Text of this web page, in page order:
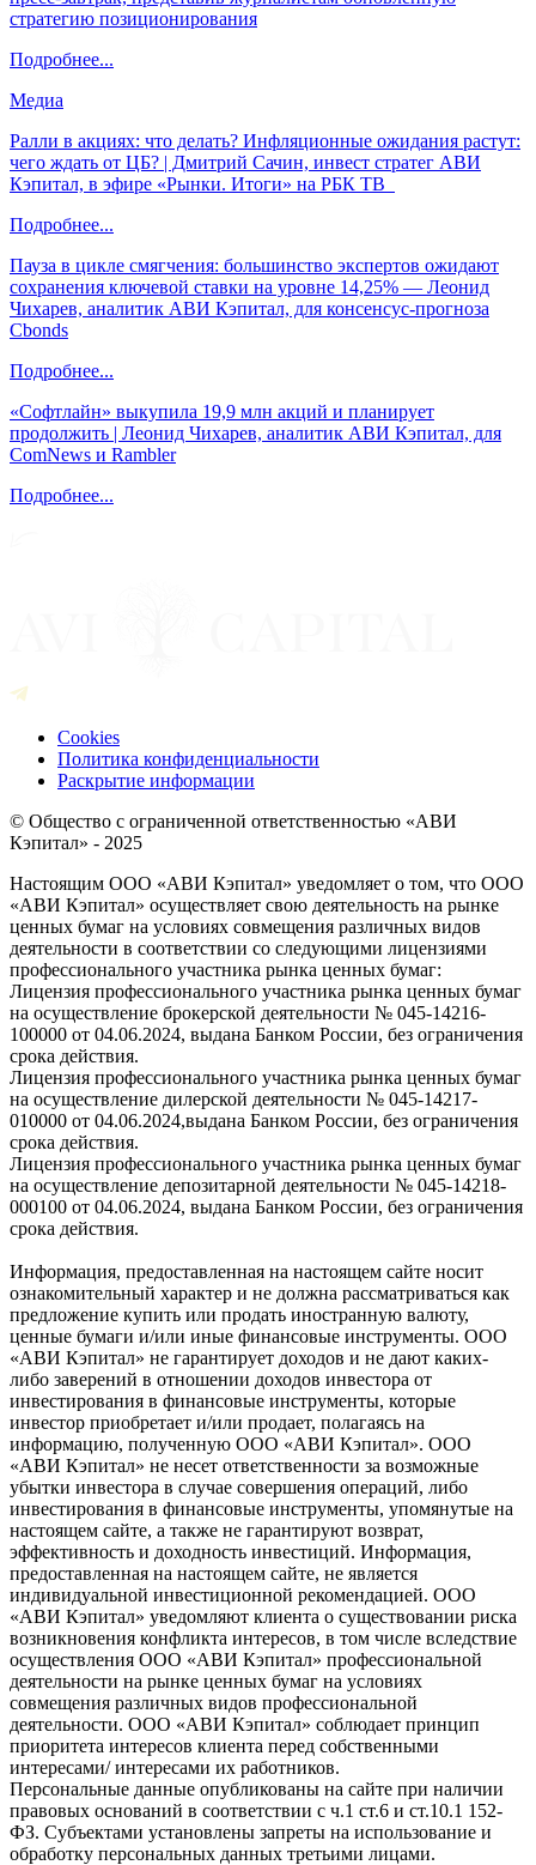
стратегию позиционирования
Подробнее...
Медиа
Ралли в акциях: что делать? Инфляционные ожидания растут:
чего ждать от ЦБ? | Дмитрий Сачин, инвест стратег АВИ
Кэпитал, в эфире «Рынки. Итоги» на РБК ТВ
Подробнее...
Пауза в цикле смягчения: большинство экспертов ожидают
сохранения ключевой ставки на уровне 14,25% — Леонид
Чихарев, аналитик АВИ Кэпитал, для консенсус-прогноза
Cbonds
Подробнее...
«Софтлайн» выкупила 19,9 млн акций и планирует
продолжить | Леонид Чихарев, аналитик АВИ Кэпитал, для
ComNews и Rambler
Подробнее...
Cookies
Политика конфиденциальности
Раскрытие информации
© Общество с ограниченной ответственностью «АВИ
Кэпитал» - 2025
Настоящим ООО «АВИ Кэпитал» уведомляет о том, что ООО
«АВИ Кэпитал» осуществляет свою деятельность на рынке
ценных бумаг на условиях совмещения различных видов
деятельности в соответствии со следующими лицензиями
профессионального участника рынка ценных бумаг:
Лицензия профессионального участника рынка ценных бумаг
на осуществление брокерской деятельности № 045-14216-
100000 от 04.06.2024, выдана Банком России, без ограничения
срока действия.
Лицензия профессионального участника рынка ценных бумаг
на осуществление дилерской деятельности № 045-14217-
010000 от 04.06.2024,выдана Банком России, без ограничения
срока действия.
Лицензия профессионального участника рынка ценных бумаг
на осуществление депозитарной деятельности № 045-14218-
000100 от 04.06.2024, выдана Банком России, без ограничения
срока действия.
Информация, предоставленная на настоящем сайте носит
ознакомительный характер и не должна рассматриваться как
предложение купить или продать иностранную валюту,
ценные бумаги и/или иные финансовые инструменты. ООО
«АВИ Кэпитал» не гарантирует доходов и не дают каких-
либо заверений в отношении доходов инвестора от
инвестирования в финансовые инструменты, которые
инвестор приобретает и/или продает, полагаясь на
информацию, полученную ООО «АВИ Кэпитал». ООО
«АВИ Кэпитал» не несет ответственности за возможные
убытки инвестора в случае совершения операций, либо
инвестирования в финансовые инструменты, упомянутые на
настоящем сайте, а также не гарантируют возврат,
эффективность и доходность инвестиций. Информация,
предоставленная на настоящем сайте, не является
индивидуальной инвестиционной рекомендацией. ООО
«АВИ Кэпитал» уведомляют клиента о существовании риска
возникновения конфликта интересов, в том числе вследствие
осуществления ООО «АВИ Кэпитал» профессиональной
деятельности на рынке ценных бумаг на условиях
совмещения различных видов профессиональной
деятельности. ООО «АВИ Кэпитал» соблюдает принцип
приоритета интересов клиента перед собственными
интересами/ интересами их работников.
Персональные данные опубликованы на сайте при наличии
правовых оснований в соответствии с ч.1 ст.6 и ст.10.1 152-
ФЗ. Субъектами установлены запреты на использование и
обработку персональных данных третьими лицами.